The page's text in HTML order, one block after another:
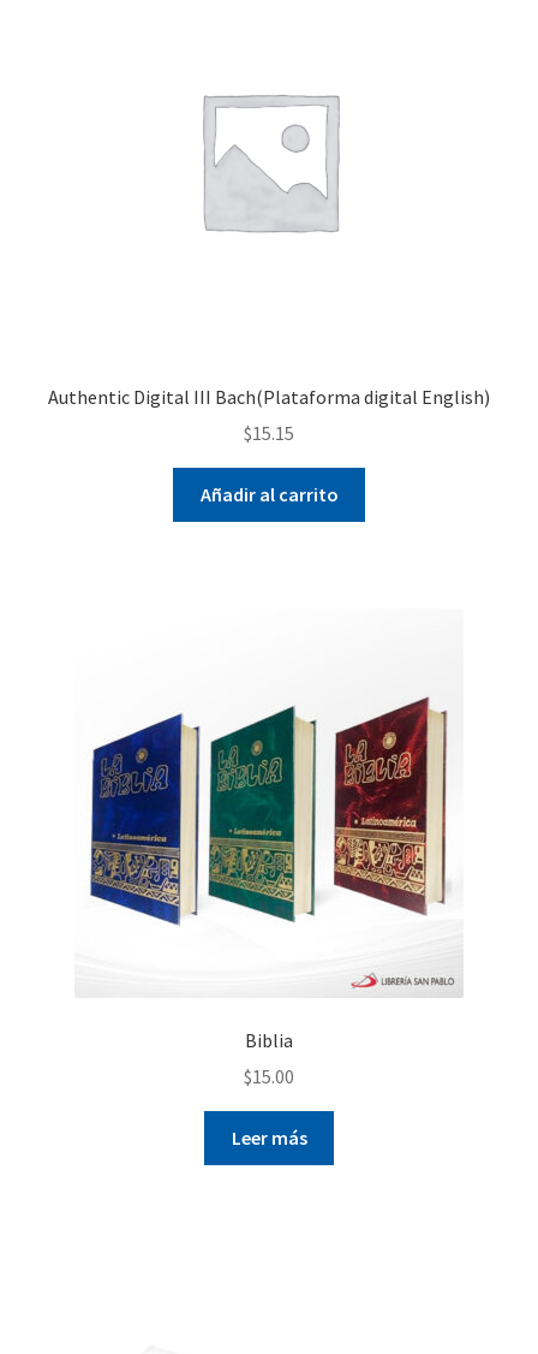
Authentic Digital III Bach(Plataforma digital English)
$15.15
Añadir al carrito
Biblia
$15.00
Leer más